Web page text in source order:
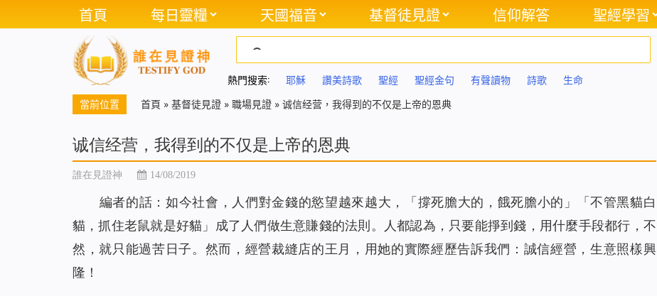
首頁 每日靈糧 天國福音 基督徒見證 信仰解答 聖經學習
熱門搜索: 耶穌 讚美詩歌 聖經 聖經金句 有聲讀物 詩歌 生命
當前位置 首頁 » 基督徒見證 » 職場見證 » 诚信经营，我得到的不仅是上帝的恩典
诚信经营，我得到的不仅是上帝的恩典
誰在見證神 14/08/2019
編者的話：如今社會，人們對金錢的慾望越來越大，「撐死膽大的，餓死膽小的」「不管黑貓白
貓，抓住老鼠就是好貓」成了人們做生意賺錢的法則。人都認為，只要能掙到錢，用什麼手段都行，不
然，就只能過苦日子。然而，經營裁縫店的王月，用她的實際經歷告訴我們：誠信經營，生意照樣興
隆！